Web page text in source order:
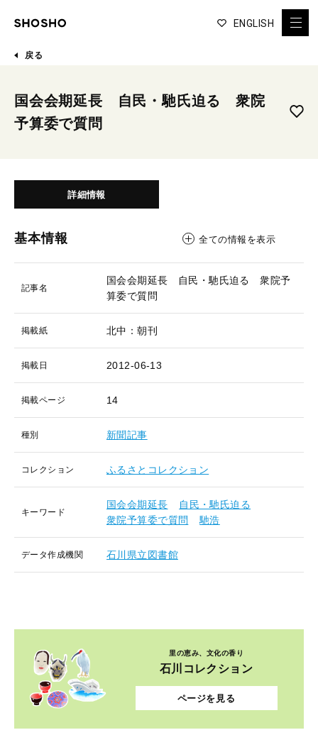
ENGLISH
戻る
国会会期延長 自民・馳氏迫る 衆院
予算委で質問
詳細情報
基本情報 全ての情報を表示
記事名
国会会期延長 自民・馳氏迫る 衆院予
算委で質問
掲載紙 北中：朝刊
掲載日 2012-06-13
掲載ページ 14
種別 新聞記事
コレクション ふるさとコレクション
キーワード
国会会期延長
自民・馳氏迫る
衆院予算委で質問
馳浩
データ作成機関 石川県立図書館
里の恵み、文化の香り
石川コレクション
ページを見る